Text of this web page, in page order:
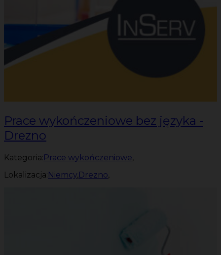
Prace wykończeniowe bez języka -
Drezno
Kategoria:Prace wykończeniowe,
Lokalizacja:Niemcy,Drezno,